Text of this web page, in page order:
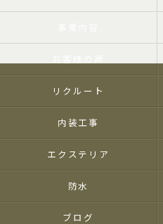
リクルート
内装工事
エクステリア
防水
ブログ